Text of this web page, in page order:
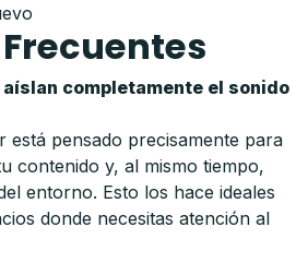
aíslan completamente el sonido
está pensado precisamente para
contenido y, al mismo tiempo,
entorno. Esto los hace ideales
donde necesitas atención al